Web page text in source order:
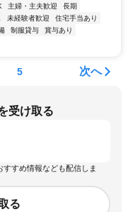
主婦・主夫歓迎
長期
未経験者歓迎
住宅手当あり
制服貸与
賞与あり
5 次へ
受け取る
すすめ情報なども配信しま
る